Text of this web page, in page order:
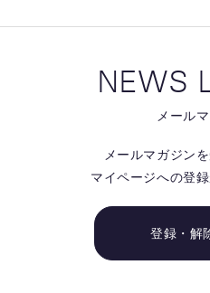
NEWS
メール
メールマガジン
マイページへの登
登録・解